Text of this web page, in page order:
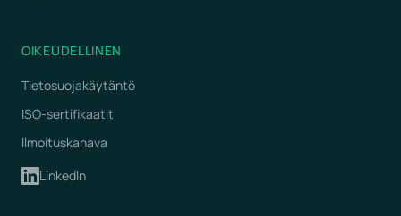
OIKEUDELLINEN
Tietosuojakäytäntö
ISO-sertifikaatit
Ilmoituskanava
LinkedIn